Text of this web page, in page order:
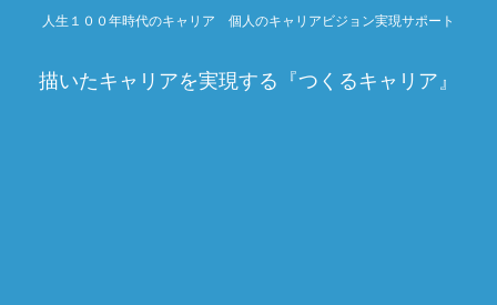
人生１００年時代のキャリア 個人のキャリアビジョン実現サポート
描いたキャリアを実現する『つくるキャリア』